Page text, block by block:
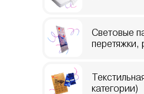
Световые
перетяжки,
категории)